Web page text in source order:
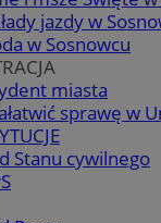
jazdy w
w Sosnowcu
miasta
sprawę w
Stanu cywilnego